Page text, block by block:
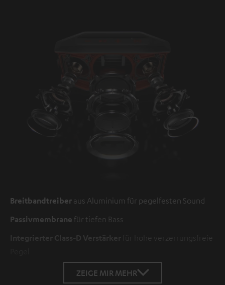
Breitbandtreiber aus Aluminium für pegelfesten Sound
Passivmembrane für tiefen Bass
Integrierter Class-D Verstärker
für hohe verzerrungsfreie
ZEIGE MIR MEHR